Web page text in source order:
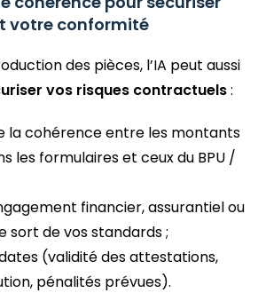
votre conformité
des pièces, l’IA peut aussi
vos risques contractuels:
la cohérence entre les montants
les formulaires et ceux du BPU /
financier, assurantiel ou
sort de vos standards ;
(validité des attestations,
pénalités prévues).